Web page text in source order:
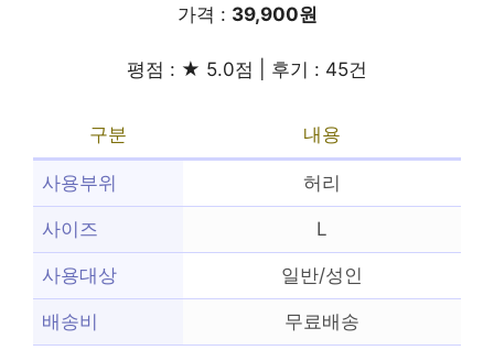
가격 : 39,900원
평점 : ★ 5.0점 | 후기 : 45건
구분 내용
사용부위 허리
사이즈 L
사용대상 일반/성인
배송비 무료배송